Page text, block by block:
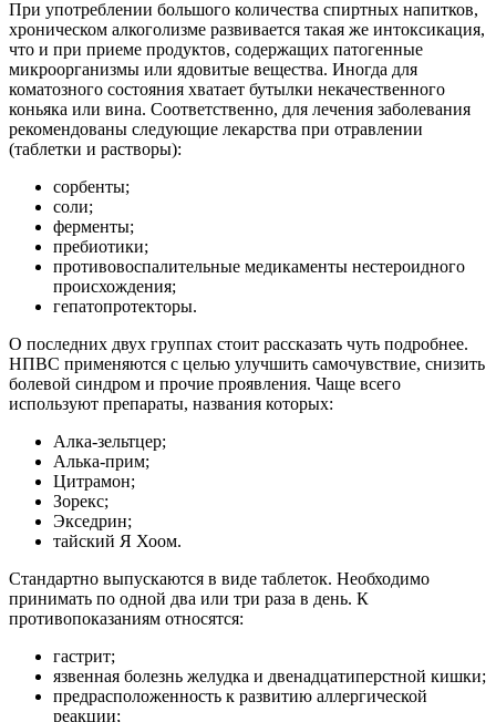
При употреблении большого количества спиртных напитков,
хроническом алкоголизме развивается такая же интоксикация,
что и при приеме продуктов, содержащих патогенные
микроорганизмы или ядовитые вещества. Иногда для
коматозного состояния хватает бутылки некачественного
коньяка или вина. Соответственно, для лечения заболевания
рекомендованы следующие лекарства при отравлении
(таблетки и растворы):
сорбенты;
соли;
ферменты;
пребиотики;
противовоспалительные медикаменты нестероидного
происхождения;
гепатопротекторы.
О последних двух группах стоит рассказать чуть подробнее.
НПВС применяются с целью улучшить самочувствие, снизить
болевой синдром и прочие проявления. Чаще всего
используют препараты, названия которых:
Алка-зельтцер;
Алька-прим;
Цитрамон;
Зорекс;
Экседрин;
тайский Я Хоом.
Стандартно выпускаются в виде таблеток. Необходимо
принимать по одной два или три раза в день. К
противопоказаниям относятся:
гастрит;
язвенная болезнь желудка и двенадцатиперстной кишки;
предрасположенность к развитию аллергической
реакции;